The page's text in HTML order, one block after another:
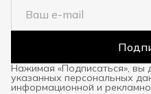
Нажимая «Подписаться», вы
указанных персональных
информационной и